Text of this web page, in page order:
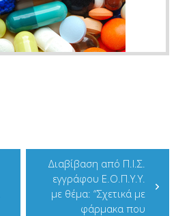
Διαβίβαση από Π.Ι.Σ.
εγγράφου Ε.Ο.Π.Υ.Υ.
με θέμα: “Σχετικά με
φάρμακα που